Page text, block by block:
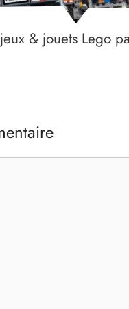
& jouets Lego